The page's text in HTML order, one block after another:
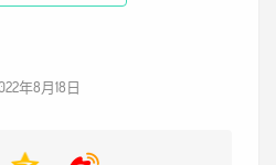
年8月18日